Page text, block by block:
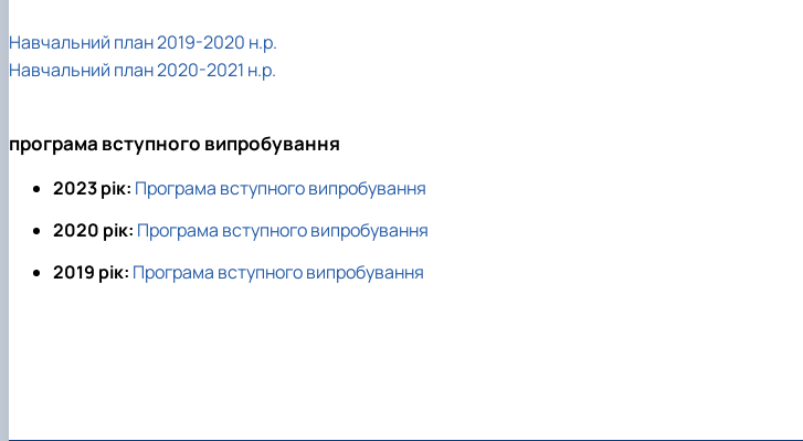
Навчальний план 2019-2020 н.р.
Навчальний план 2020-2021 н.р.
програма вступного випробування
2023 рік: Програма вступного випробування
2020 рік: Програма вступного випробування
2019 рік: Програма вступного випробування